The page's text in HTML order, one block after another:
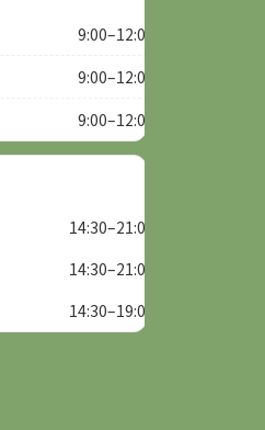
9:00–12:00
9:00–12:00
9:00–12:00
14:30–21:00
14:30–21:00
14:30–19:00